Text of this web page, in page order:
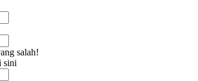
salah!
sini